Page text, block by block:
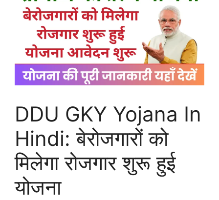
DDU GKY Yojana In
Hindi: बेरोजगारों को
मिलेगा रोजगार शुरू हुई
योजना